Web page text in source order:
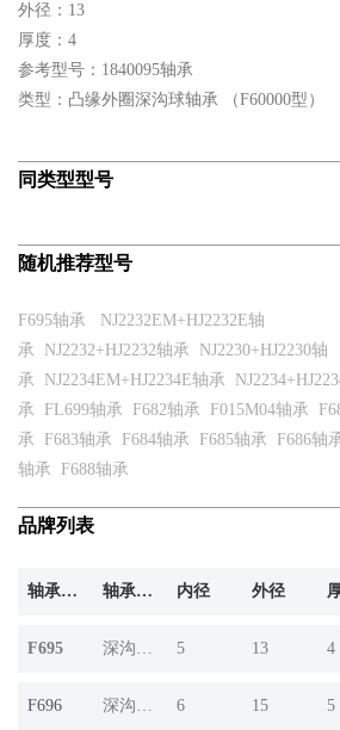
外径：13
厚度：4
参考型号：1840095轴承
类型：凸缘外圈深沟球轴承 （F60000型）
同类型型号
随机推荐型号
F695轴承
NJ2232EM+HJ2232E轴
承
NJ2232+HJ2232轴承
NJ2230+HJ2230轴
承
NJ2234EM+HJ2234E轴承
承
FL699轴承 F682轴承 F015M04轴承
承
F683轴承 F684轴承 F685轴承 F686轴
轴承
F688轴承
品牌列表
轴承产品 轴承系列 内径 外径
F695 深沟球轴承 5 13 4
F696 深沟球轴承 6 15 5